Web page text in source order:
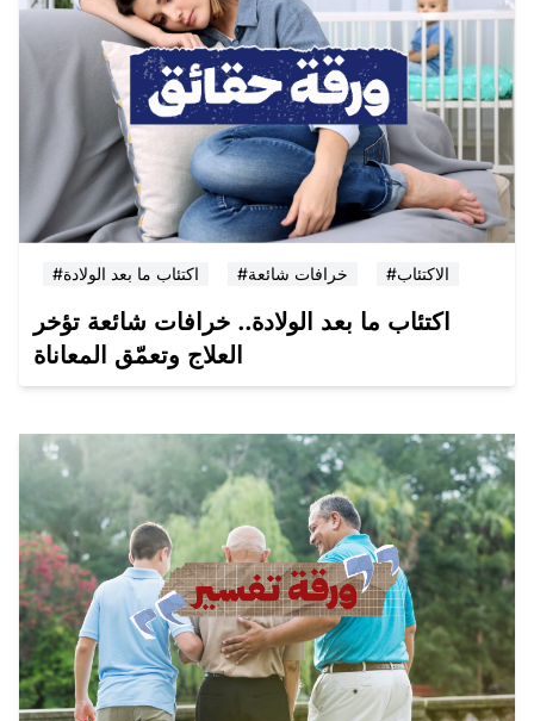
#اكتئاب ما بعد الولادة #خرافات شائعة #الاكتئاب
اكتئاب ما بعد الولادة.. خرافات شائعة تؤخر
العلاج وتعمّق المعاناة